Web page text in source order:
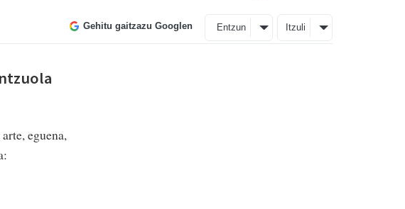
Gehitu gaitzazu Googlen Entzun Itzuli
eguena,